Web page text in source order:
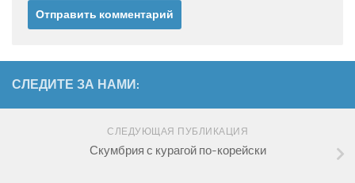
СЛЕДИТЕ ЗА НАМИ:
СЛЕДУЮЩАЯ ПУБЛИКАЦИЯ
Скумбрия с курагой по-корейски